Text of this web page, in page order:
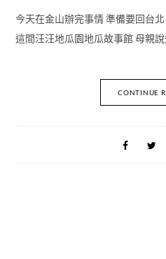
今天在金山辦完事情 準備要回台
這間汪汪地瓜園地瓜故事館 母親
CONTINUE